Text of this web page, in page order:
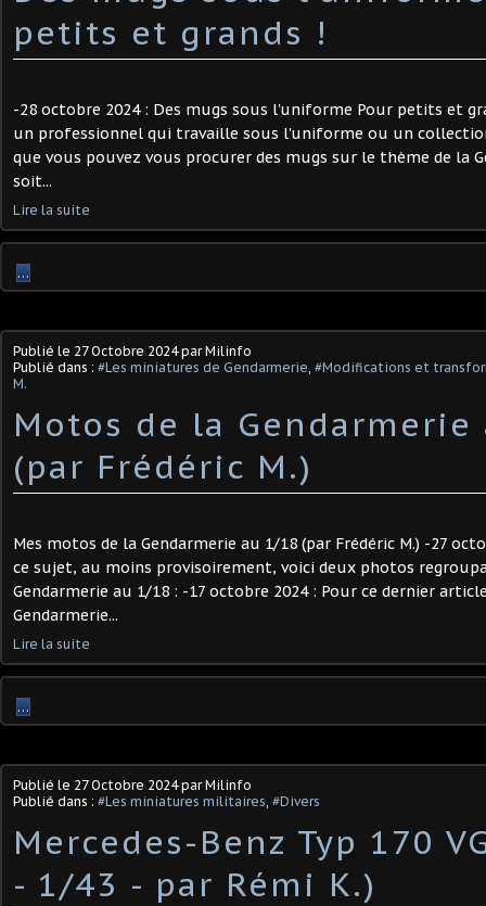
petits et grands !
-28 octobre 2024 : Des mugs sous l'uniforme Pour petits et
un professionnel qui travaille sous l'uniforme ou un
que vous pouvez vous procurer des mugs sur le thème de la
soit...
Lire la suite
…
Publié le 27 Octobre 2024par Milinfo
Publié dans : #Les miniatures de Gendarmerie, #Modifications et
M.
Motos de la Gendarmerie
(par Frédéric M.)
Mes motos de la Gendarmerie au 1/18 (par Frédéric M.) -27
ce sujet, au moins provisoirement, voici deux photos
Gendarmerie au 1/18 : -17 octobre 2024 : Pour ce dernier
Gendarmerie...
Lire la suite
…
Publié le 27 Octobre 2024par Milinfo
Publié dans : #Les miniatures militaires, #Divers
Mercedes-Benz Typ 170
- 1/43 - par Rémi K.)